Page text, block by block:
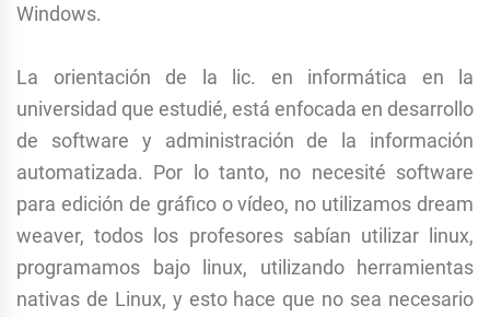
Windows.
La orientación de la lic. en informática en la
universidad que estudié, está enfocada en desarrollo
de software y administración de la información
automatizada. Por lo tanto, no necesité software
para edición de gráfico o vídeo, no utilizamos dream
weaver, todos los profesores sabían utilizar linux,
programamos bajo linux, utilizando herramientas
nativas de Linux, y esto hace que no sea necesario